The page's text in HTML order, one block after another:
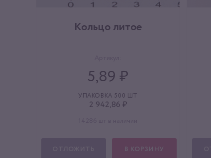
Кольцо литое
5,89 ₽
УПАКОВКА 500 ШТ
2 942,86 ₽
В КОРЗИНУ